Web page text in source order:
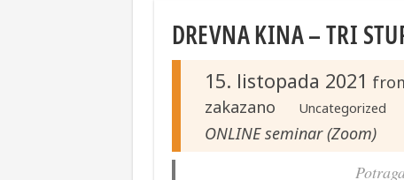
DREVNA KINA – TRI
15. listopada 2021
zakazano Uncategorized
ONLINE seminar (Zoom)